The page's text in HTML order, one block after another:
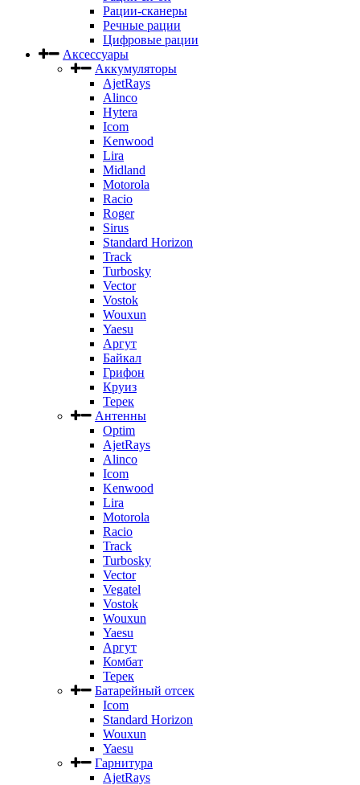
Рации-сканеры
Речные рации
Цифровые рации
Аксессуары
Аккумуляторы
AjetRays
Alinco
Hytera
Icom
Kenwood
Lira
Midland
Motorola
Racio
Roger
Sirus
Standard Horizon
Track
Turbosky
Vector
Vostok
Wouxun
Yaesu
Аргут
Байкал
Грифон
Круиз
Терек
Антенны
Optim
AjetRays
Alinco
Icom
Kenwood
Lira
Motorola
Racio
Track
Turbosky
Vector
Vegatel
Vostok
Wouxun
Yaesu
Аргут
Комбат
Терек
Батарейный отсек
Icom
Standard Horizon
Wouxun
Yaesu
Гарнитура
AjetRays